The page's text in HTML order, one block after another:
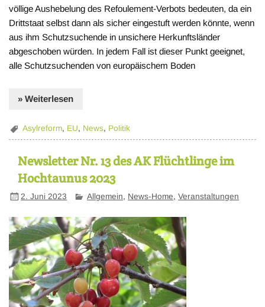
völlige Aushebelung des Refoulement-Verbots bedeuten, da ein
Drittstaat selbst dann als sicher eingestuft werden könnte, wenn
aus ihm Schutzsuchende in unsichere Herkunftsländer
abgeschoben würden. In jedem Fall ist dieser Punkt geeignet,
alle Schutzsuchenden von europäischem Boden
» Weiterlesen
Asylreform, EU, News, Politik
Newsletter Nr. 13 des AK Flüchtlinge im
Hochtaunus 2023
2. Juni 2023 Allgemein, News-Home,Veranstaltungen